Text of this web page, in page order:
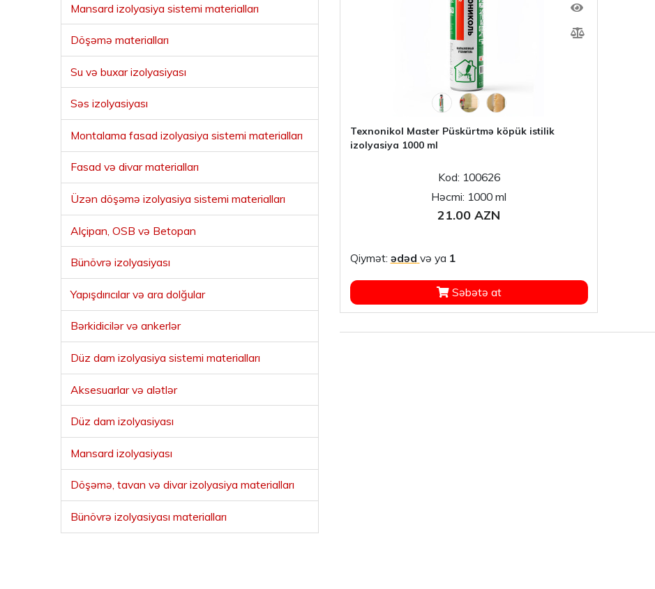
Texnonikol Master Püskürtmə köpük istilik
izolyasiya 1000 ml
Kod: 100626
Həcmi: 1000 ml
21.00 AZN
Qiymət: ədəd və ya 1
Səbətə at
Mansard izolyasiya sistemi materialları
Döşəmə materialları
Su və buxar izolyasiyası
Səs izolyasiyası
Montalama fasad izolyasiya sistemi materialları
Fasad və divar materialları
Üzən döşəmə izolyasiya sistemi materialları
Alçipan, OSB və Betopan
Bünövrə izolyasiyası
Yapışdırıcılar və ara dolğular
Bərkidicilər və ankerlər
Düz dam izolyasiya sistemi materialları
Aksesuarlar və alətlər
Düz dam izolyasiyası
Mansard izolyasiyası
Döşəmə, tavan və divar izolyasiya materialları
Bünövrə izolyasiyası materialları